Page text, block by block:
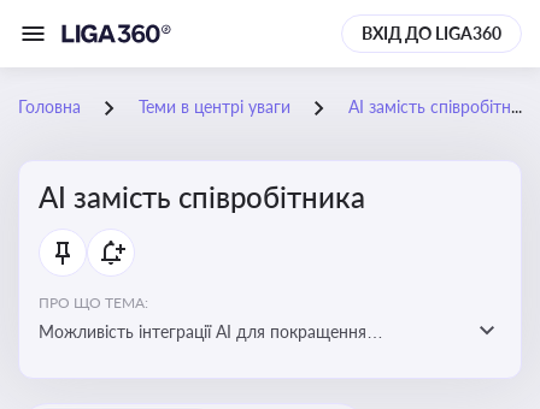
ВХІД ДО LIGA360
Головна Теми в центрі уваги АІ замість співробітника
АІ замість співробітника
ПРО ЩО ТЕМА:
Можливість інтеграції АІ для покращення